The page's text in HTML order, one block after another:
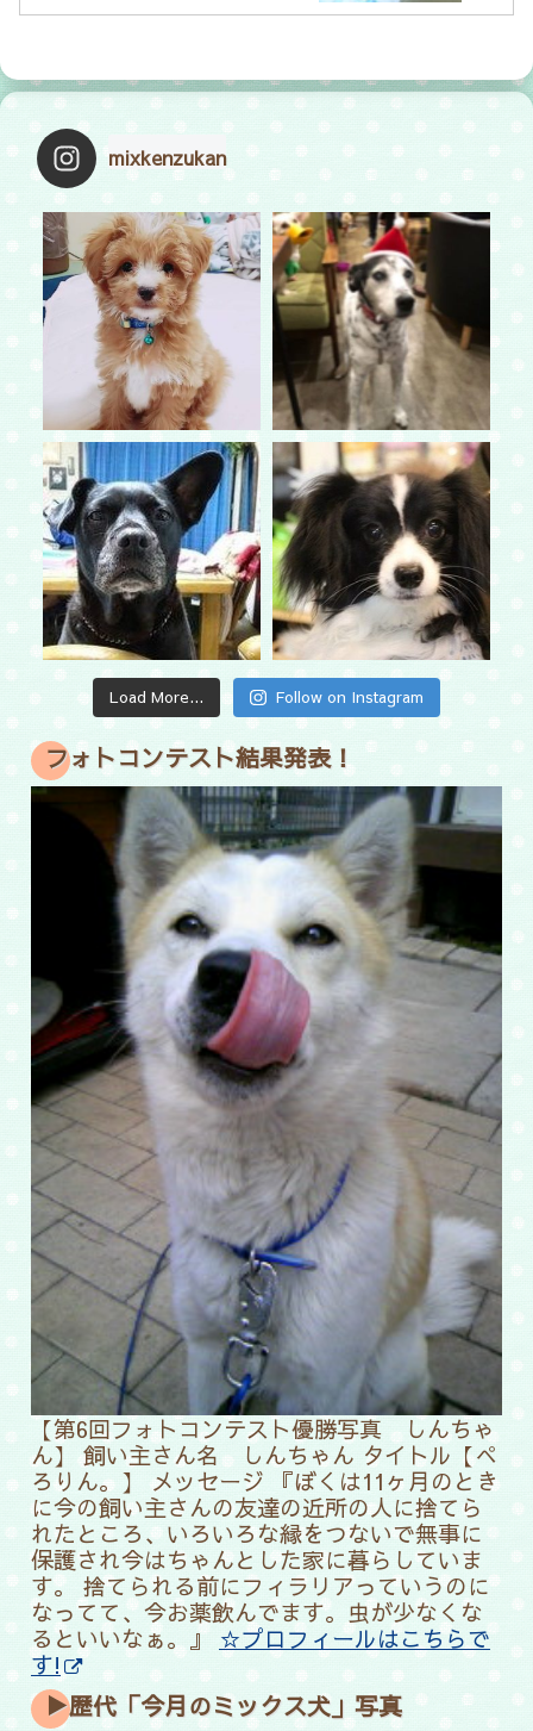
mixkenzukan
Load More... Follow on Instagram
フォトコンテスト結果発表！
【第6回フォトコンテスト優勝写真 しんちゃ
ん】 飼い主さん名 しんちゃん タイトル【ぺ
ろりん。】 メッセージ 『ぼくは11ヶ月のとき
に今の飼い主さんの友達の近所の人に捨てら
れたところ、いろいろな縁をつないで無事に
保護され今はちゃんとした家に暮らしていま
す。 捨てられる前にフィラリアっていうのに
なってて、今お薬飲んでます。虫が少なくな
るといいなぁ。』 ☆プロフィールはこちらで
す!
▶歴代「今月のミックス犬」写真